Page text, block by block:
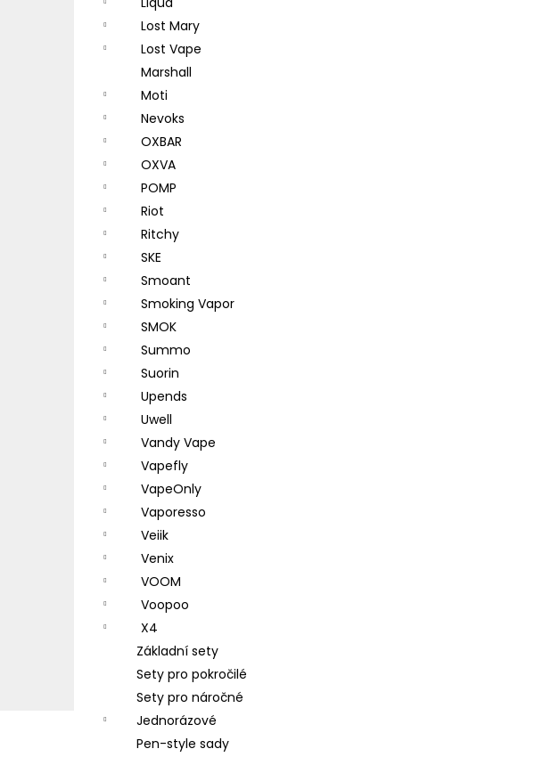
Lost Mary
Lost Vape
Marshall
Moti
Nevoks
OXBAR
OXVA
POMP
Riot
Ritchy
SKE
Smoant
Smoking Vapor
SMOK
Summo
Suorin
Upends
Uwell
Vandy Vape
Vapefly
VapeOnly
Vaporesso
Veiik
Venix
VOOM
Voopoo
X4
Základní sety
Sety pro pokročilé
Sety pro náročné
Jednorázové
Pen-style sady